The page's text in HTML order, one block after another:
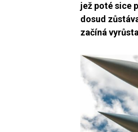
jež poté sice
dosud
začíná